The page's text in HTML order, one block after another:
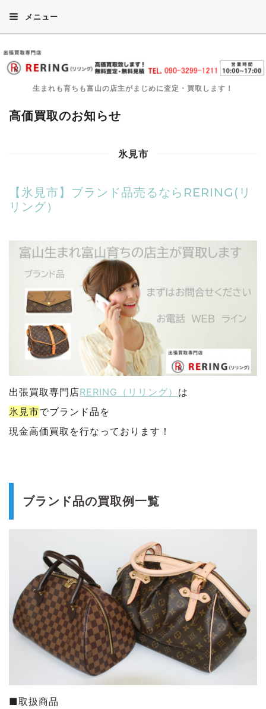
メニュー
生まれも育ちも富山の店主がまじめに査定・買取します！
高価買取のお知らせ
氷見市
【氷見市】ブランド品売るならRERING(リ
リング）
出張買取専門店RERING（リリング） は
氷見市でブランド品を
現金高価買取を行なっております！
ブランド品の買取例一覧
■取扱商品